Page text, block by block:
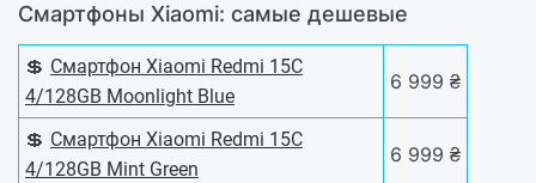
Смартфоны Xiaomi: самые дешевые
💲 Смартфон Xiaomi Redmi 15C
4/128GB Moonlight Blue
6 999 ₴
💲 Смартфон Xiaomi Redmi 15C
4/128GB Mint Green
6 999 ₴